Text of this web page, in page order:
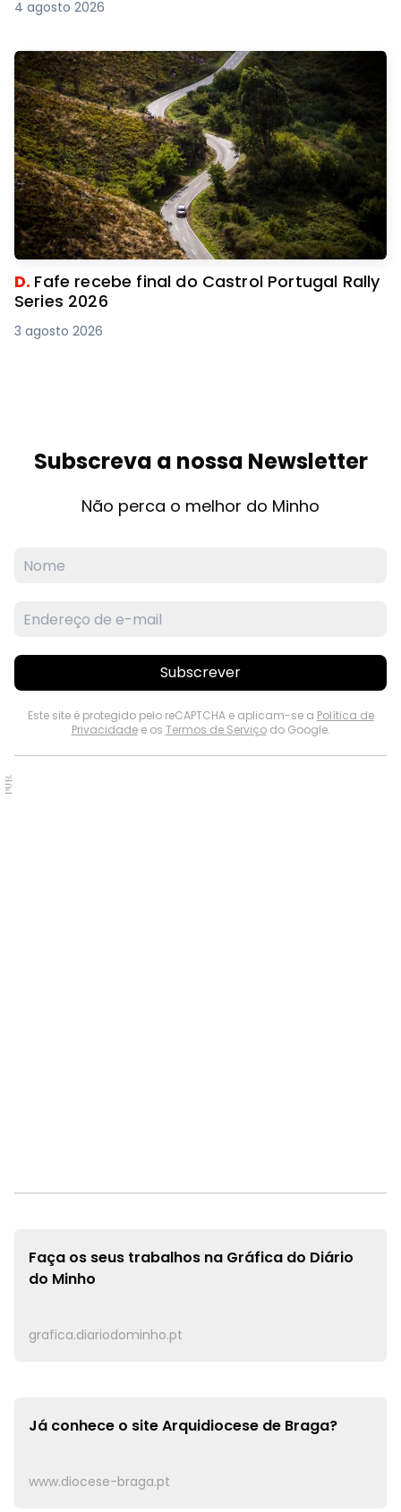
4 agosto 2026
D. Fafe recebe final do Castrol Portugal Rally
Series 2026
3 agosto 2026
Subscreva a nossa Newsletter
Não perca o melhor do Minho
Subscrever
Este site é protegido pelo reCAPTCHA e aplicam-se a Política de
Privacidadee os Termos de Serviçodo Google.
PUB.
Faça os seus trabalhos na Gráfica do Diário
do Minho
grafica.diariodominho.pt
Já conhece o siteArquidiocese de Braga?
www.diocese-braga.pt